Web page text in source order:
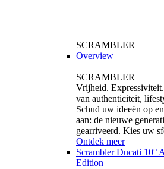
SCRAMBLER
Overview
SCRAMBLER
Vrijheid.
van authenticiteit,
Schud uw ideeën op
aan: de nieuwe
gearriveerd. Kies uw
Ontdek meer
Scrambler Ducati 10°
Edition